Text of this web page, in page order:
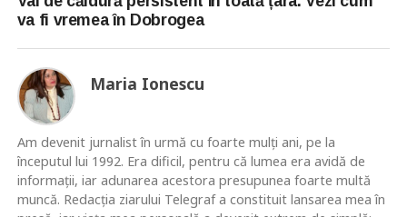
va fi vremea în Dobrogea
Maria Ionescu
Am devenit jurnalist în urmă cu foarte mulţi ani, pe la
începutul lui 1992. Era dificil, pentru că lumea era avidă de
informaţii, iar adunarea acestora presupunea foarte multă
muncă. Redacţia ziarului Telegraf a constituit lansarea mea în